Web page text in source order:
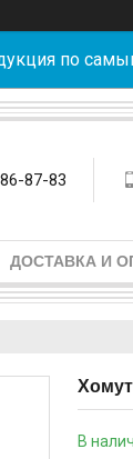
по
87-83
ДОСТАВКА И
В